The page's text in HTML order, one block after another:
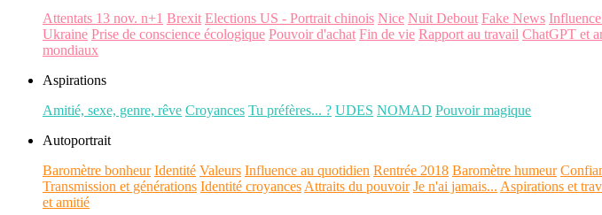
Attentats 13 nov. n+1 Brexit Elections US - Portrait chinois Nice Nuit Debout Fake News
Ukraine Prise de conscience écologique Pouvoir d'achat Fin de vie Rapport au travail ChatGPT et
mondiaux
Aspirations
Amitié, sexe, genre, rêve Croyances Tu préfères... ? UDES NOMAD Pouvoir magique
Autoportrait
Baromètre bonheur Identité Valeurs Influence au quotidien Rentrée 2018 Baromètre humeur
Transmission et générations Identité croyances Attraits du pouvoir Je n'ai jamais... Aspirations et
et amitié